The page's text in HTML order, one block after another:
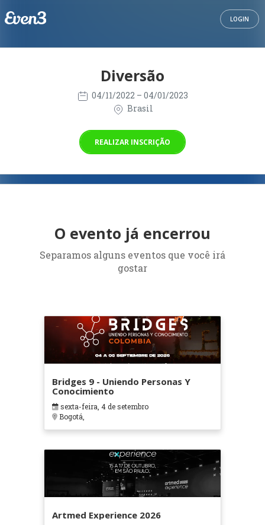
LOGIN
Diversão
04/11/2022 – 04/01/2023
Brasil
REALIZAR INSCRIÇÃO
O evento já encerrou
Separamos alguns eventos que você irá
gostar
Bridges 9 - Uniendo Personas Y
Conocimiento
sexta-feira, 4 de setembro
Bogotá,
Artmed Experience 2026